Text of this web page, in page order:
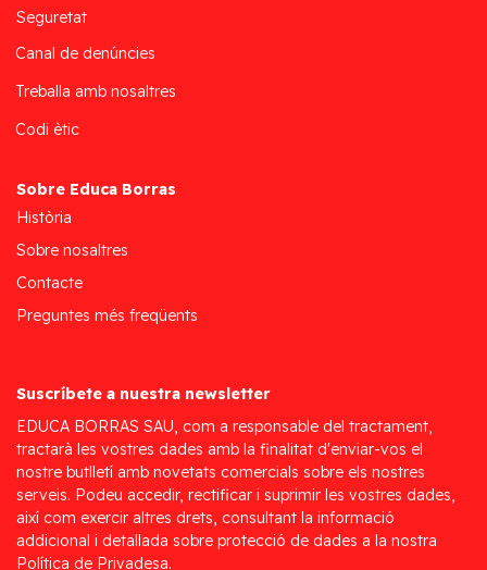
Seguretat
Canal de denúncies
Treballa amb nosaltres
Codi ètic
Sobre Educa Borras
Història
Sobre nosaltres
Contacte
Preguntes més freqüents
Suscríbete a nuestra newsletter
EDUCA BORRAS SAU, com a responsable del tractament,
tractarà les vostres dades amb la finalitat d'enviar-vos el
nostre butlletí amb novetats comercials sobre els nostres
serveis. Podeu accedir, rectificar i suprimir les vostres dades,
així com exercir altres drets, consultant la informació
addicional i detallada sobre protecció de dades a la nostra
Política de Privadesa.